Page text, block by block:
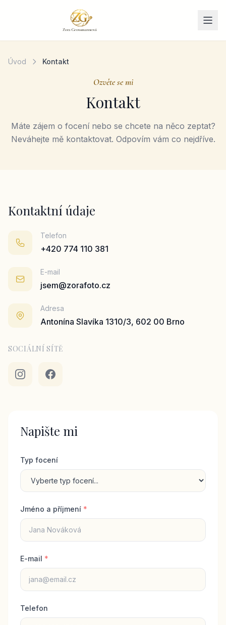
Úvod Kontakt
Ozvěte se mi
Kontakt
Máte zájem o focení nebo se chcete na něco zeptat?
Neváhejte mě kontaktovat. Odpovím vám co nejdříve.
Kontaktní údaje
Telefon
+420 774 110 381
E-mail
jsem@zorafoto.cz
Adresa
Antonína Slavíka 1310/3, 602 00 Brno
SOCIÁLNÍ SÍTĚ
Napište mi
Typ focení
Jméno a příjmení *
E-mail *
Telefon